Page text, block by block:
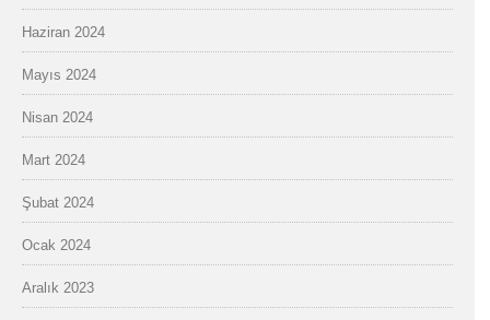
Haziran 2024
Mayıs 2024
Nisan 2024
Mart 2024
Şubat 2024
Ocak 2024
Aralık 2023